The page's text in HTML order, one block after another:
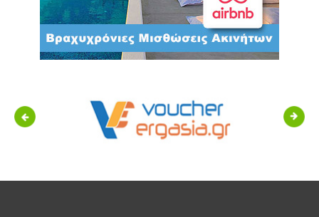
Previous Next